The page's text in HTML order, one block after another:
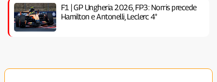
F1 | GP Ungheria 2026, FP3: Norris precede
Hamilton e Antonelli, Leclerc 4°